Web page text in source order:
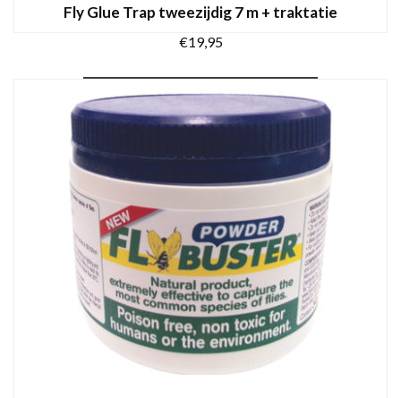
Fly Glue Trap tweezijdig 7 m + traktatie
€19,95
TOEVOEGEN AAN WINKELWAGEN